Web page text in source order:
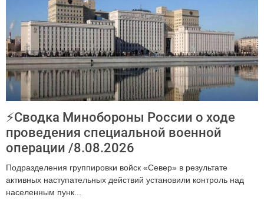
⚡Cводка Минобороны России о ходе
проведения специальной военной
операции /8.08.2026
Подразделения группировки войск «Север» в результате
активных наступательных действий установили контроль над
населенным пунк...